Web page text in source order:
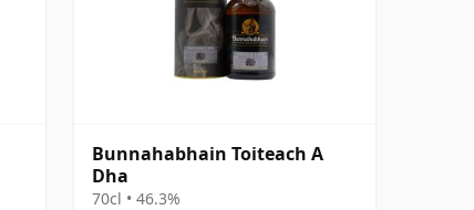
Bunnahabhain Toiteach A
Dha
70cl • 46.3%